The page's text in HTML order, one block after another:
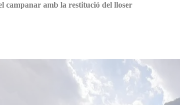
campanar amb la restitució del lloser